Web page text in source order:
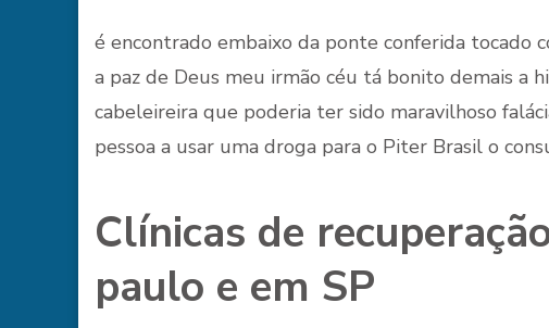
é encontrado embaixo da ponte conferida tocado
a paz de Deus meu irmão céu tá bonito demais a
cabeleireira que poderia ter sido maravilhoso
pessoa a usar uma droga para o Piter Brasil o
Clínicas de
paulo e em SP